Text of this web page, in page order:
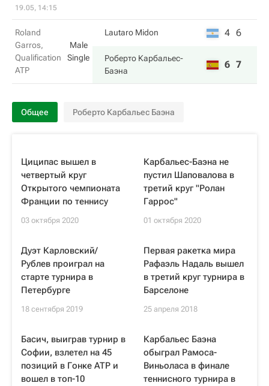
19.05, 14:15
Roland
Garros,
Qualification
ATP
Male
Single
Lautaro Midon 4 6
Роберто Карбальес-
Баэна
6 7
Общее Роберто Карбальес Баэна
Циципас вышел в
четвертый круг
Открытого чемпионата
Франции по теннису
03 октября 2020
Карбальес-Баэна не
пустил Шаповалова в
третий круг "Ролан
Гаррос"
01 октября 2020
Дуэт Карловский/
Рублев проиграл на
старте турнира в
Петербурге
18 сентября 2019
Первая ракетка мира
Рафаэль Надаль вышел
в третий круг турнира в
Барселоне
25 апреля 2018
Басич, выиграв турнир в
Софии, взлетел на 45
позиций в Гонке ATP и
вошел в топ-10
Карбальес Баэна
обыграл Рамоса-
Виньоласа в финале
теннисного турнира в